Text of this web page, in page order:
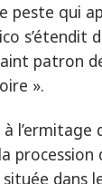
peste qui
s’étendit
patron
».
à l’ermitage
procession
située dans